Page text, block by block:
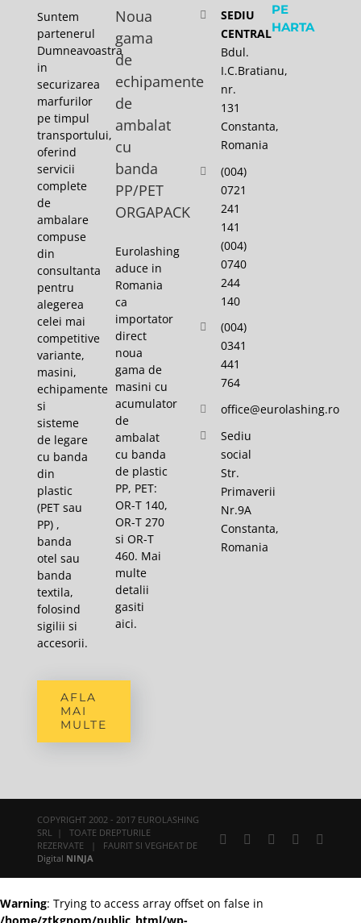
Suntem
partenerul
Dumneavoastra
in
securizarea
marfurilor
pe timpul
transportului,
oferind
servicii
complete
de
ambalare
compuse
din
consultanta
pentru
alegerea
celei mai
competitive
variante,
masini,
echipamente
si
sisteme
de legare
cu banda
din
plastic
(PET sau
PP) ,
banda
otel sau
banda
textila,
folosind
sigilii si
accesorii.
AFLA
MAI
MULTE
Noua
gama
de
echipamente
de
ambalat
cu
banda
PP/PET
ORGAPACK
Eurolashing
aduce in
Romania
ca
importator
direct
noua
gama de
masini cu
acumulator
de
ambalat
cu banda
de plastic
PP, PET:
OR-T 140,
OR-T 270
si OR-T
460. Mai
multe
detalii
gasiti
aici.
SEDIU
CENTRAL
Bdul.
I.C.Bratianu,
nr.
131
Constanta,
Romania
(004)
0721
241
141
(004)
0740
244
140
(004)
0341
441
764
office@eurolashing.ro
Sediu
social
Str.
Primaverii
Nr.9A
Constanta,
Romania
PE
HARTA
COPYRIGHT 2002 - 2017 EUROLASHING
SRL | TOATE DREPTURILE
REZERVATE | FAURIT SI VEGHEAT DE
Digital NINJA
Facebook YouTube
Rss
Warning: Trying to access array offset on false in